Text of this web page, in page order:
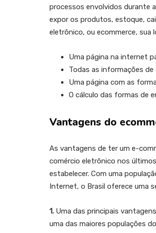
processos envolvidos durante
expor os produtos, estoque,
eletrônico, ou ecommerce, sua
Uma página na internet
Todas as informações de
Uma página com as
O cálculo das formas de
Vantagens do
As vantagens de ter um e-
comércio eletrônico nos
estabelecer. Com uma
Internet, o Brasil oferece uma
1. Uma das principais
uma das maiores populações